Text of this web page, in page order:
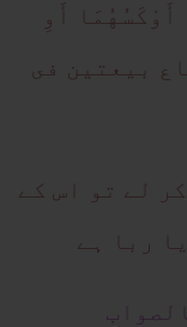
أَوِ
بيعتين فى
لے تو اس کے
ربا ہے